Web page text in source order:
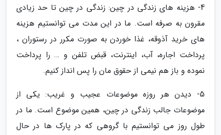
4- هزینه های زندگی در چین: زندگی در چین تا حد زیادی
مقرون به صرفه است. ما در این مدت می توانستیم هزینه
های خرید آذوقه، غذا خوردن به صورت مکرر در رستوران ،
پرداخت اجاره، آب، اینترنت، قبض تلفن و … را پرداخت
نموده و باز هم نیمی از حقوق مان را پس انداز کنیم.
5- دیدن هر روزه موضوعات عجیب و غریب: یکی از
موضوعات جالب زندگی در چین، همین موضوع است. ما در
طول روز می توانستیم با گروهی که در پارک ها در حال